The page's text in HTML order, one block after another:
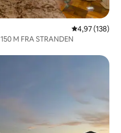
4,97 ud af 5 i
4,97 (138)
M FRA STRANDEN